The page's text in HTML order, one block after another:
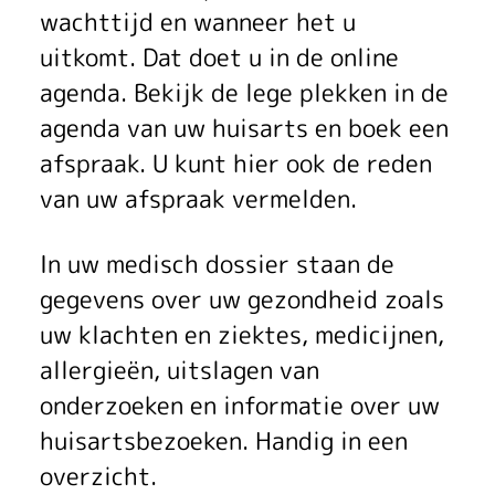
wachttijd en wanneer het u
uitkomt. Dat doet u in de online
agenda. Bekijk de lege plekken in de
agenda van uw huisarts en boek een
afspraak. U kunt hier ook de reden
van uw afspraak vermelden.
In uw medisch dossier staan de
gegevens over uw gezondheid zoals
uw klachten en ziektes, medicijnen,
allergieën, uitslagen van
onderzoeken en informatie over uw
huisartsbezoeken. Handig in een
overzicht.